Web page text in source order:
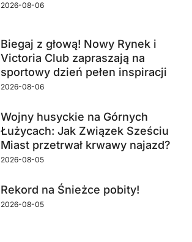
2026-08-06
Biegaj z głową! Nowy Rynek i
Victoria Club zapraszają na
sportowy dzień pełen inspiracji
2026-08-06
Wojny husyckie na Górnych
Łużycach: Jak Związek Sześciu
Miast przetrwał krwawy najazd?
2026-08-05
Rekord na Śnieżce pobity!
2026-08-05